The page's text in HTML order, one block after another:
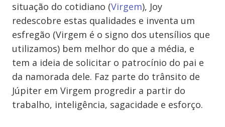
situação do cotidiano (Virgem), Joy
redescobre estas qualidades e inventa um
esfregão (Virgem é o signo dos utensílios que
utilizamos) bem melhor do que a média, e
tem a ideia de solicitar o patrocínio do pai e
da namorada dele. Faz parte do trânsito de
Júpiter em Virgem progredir a partir do
trabalho, inteligência, sagacidade e esforço.